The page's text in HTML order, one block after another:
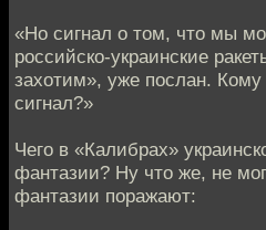
«Но сигнал о том, что мы
российско-украинские
захотим», уже послан.
сигнал?»
Чего в «Калибрах»
фантазии? Ну что же, не
фантазии поражают: